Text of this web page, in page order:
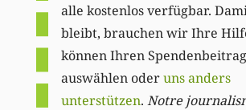
alle kostenlos verfügbar.
bleibt, brauchen wir Ihre
können Ihren
auswählen oderuns anders
unterstützen. Notre